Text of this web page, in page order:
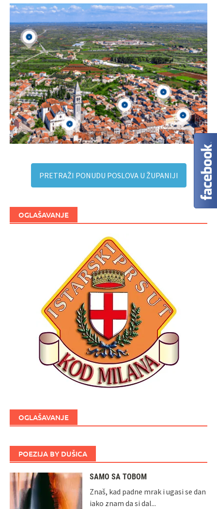
PRETRAŽI PONUDU POSLOVA U ŽUPANIJI
OGLAŠAVANJE
OGLAŠAVANJE
POEZIJA BY DUŠICA
SAMO SA TOBOM
Znaš, kad padne mrak i ugasi se dan
iako znam da si dal...